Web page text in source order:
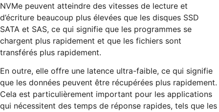
NVMe peuvent atteindre des vitesses de lecture et
d’écriture beaucoup plus élevées que les disques SSD
SATA et SAS, ce qui signifie que les programmes se
chargent plus rapidement et que les fichiers sont
transférés plus rapidement.
En outre, elle offre une latence ultra-faible, ce qui signifie
que les données peuvent être récupérées plus rapidement.
Cela est particulièrement important pour les applications
qui nécessitent des temps de réponse rapides, tels que les